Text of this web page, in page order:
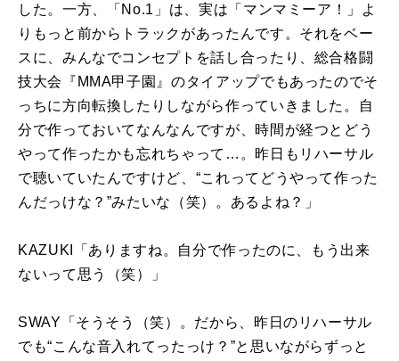
した。一方、「 No.1 」は、実は「マンマミーア！」よ
りもっと前からトラックがあったんです。それをベー
スに、みんなでコンセプトを話し合ったり、総合格闘
技大会『 MMA甲子園』のタイアップでもあったのでそ
っちに方向転換したりしながら作っていきました。自
分で作っておいてなんなんですが、時間が経つとどう
やって作ったかも忘れちゃって…。昨日もリハーサル
で聴いていたんですけど、“これってどうやって作った
んだっけな？”みたいな（笑）。あるよね？」
KAZUKI「ありますね。自分で作ったのに、もう出来
ないって思う（笑）」
SWAY「そうそう（笑）。だから、昨日のリハーサル
でも“こんな音入れてったっけ？”と思いながらずっと